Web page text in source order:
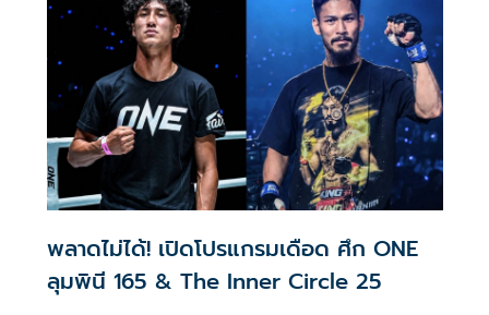
สมาคมสยามยุทธกีฬาพื้นเมืองไทย ตลอดจนทุกภาคส่วน ที่ร่วม
แรงร่วมใจจัดเวทีแห่งการเรียนรู้ เพื่อแลกเปลี่ยนองค์ความรู้และ
สร้างเครือข่ายมวยไทยในระดับนานาชาติ
พลาดไม่ได้! เปิดโปรแกรมเดือด ศึก ONE
ลุมพินี 165 & The Inner Circle 25